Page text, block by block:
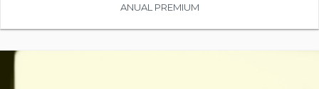
ANUAL PREMIUM